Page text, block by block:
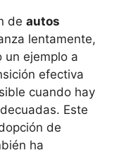
de autos
lentamente,
un ejemplo a
efectiva
cuando hay
Este
de
ha